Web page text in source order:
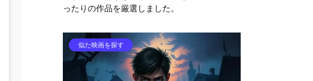
ったりの作品を厳選しました。
似た映画を探す